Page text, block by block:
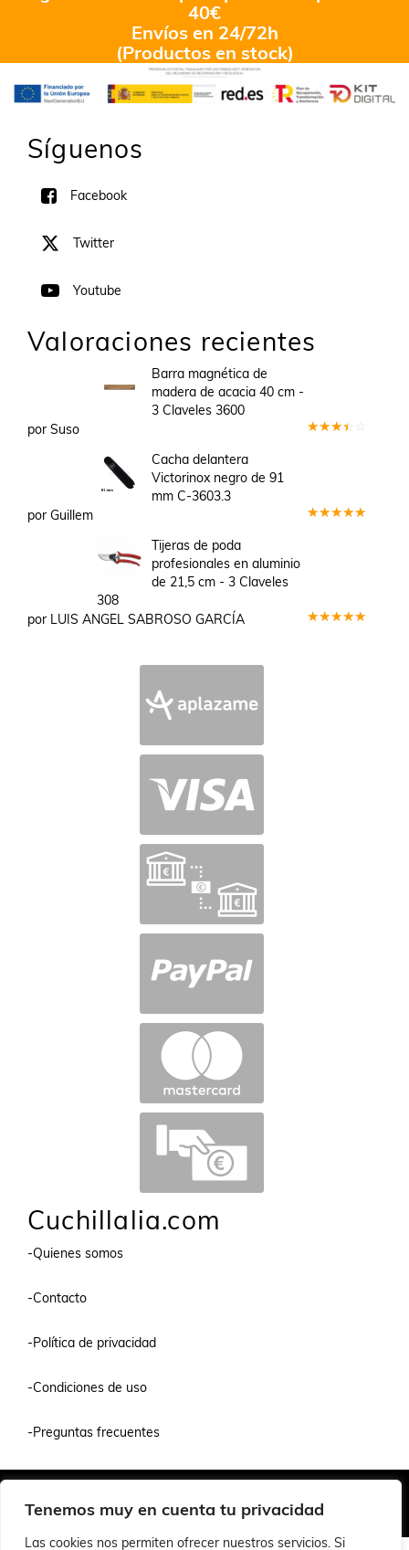
Tenemos muy en cuenta tu privacidad
Las cookies nos permiten ofrecer nuestros servicios. Si
40€
Envíos en 24/72h
(Productos en stock)
Síguenos
Facebook
Twitter
Youtube
Valoraciones recientes
Barra magnética de
madera de acacia 40 cm -
3 Claveles 3600
por Suso
Cacha delantera
Victorinox negro de 91
mm C-3603.3
por Guillem
Tijeras de poda
profesionales en aluminio
de 21,5 cm - 3 Claveles
308
por LUIS ANGEL SABROSO GARCÍA
Cuchillalia.com
-Quienes somos
-Contacto
-Política de privacidad
-Condiciones de uso
-Preguntas frecuentes
© 2026 Cuchillalia.com